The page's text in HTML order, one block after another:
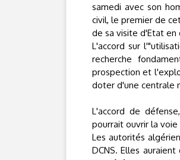
samedi avec son
civil, le premier de
de sa visite d'Etat en
L'accord sur
recherche
prospection et
doter d'une centrale
L'accord de
pourrait ouvrir la
Les autorités
DCNS. Elles